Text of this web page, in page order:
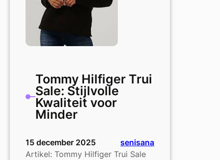
Tommy Hilfiger Trui
Sale: Stijlvolle
Kwaliteit voor
Minder
15 december 2025
senisana
Artikel: Tommy Hilfiger Trui Sale